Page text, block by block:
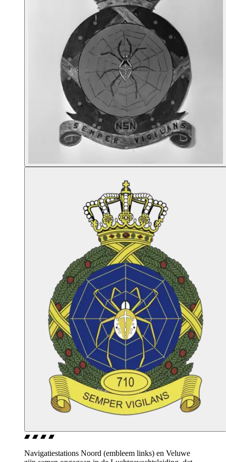
Navigatiestations Noord (embleem links) en Veluwe